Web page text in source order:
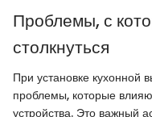
Проблемы, с
столкнуться
При установке кухонной
проблемы, которые
устройства. Это важный